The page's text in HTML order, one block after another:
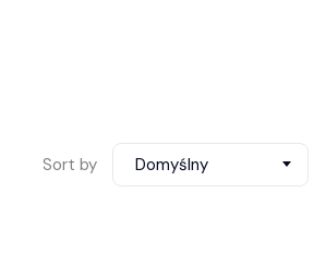
Sort by Domyślny